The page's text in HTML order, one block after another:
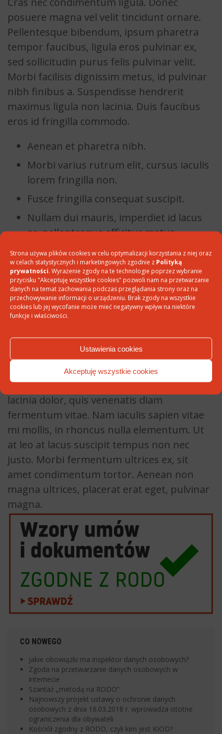
Strona używa plików cookies w celu optymalizacji korzystania z niej oraz
w celach statystycznych i marketingowych zgodnie z Polityką
prywatności. Wyrażenie zgody na te technologie poprzez wybranie
przycisku "Akceptuję wszystkie cookies" pozwoli nam na przetwarzanie
danych na temat zachowania podczas przeglądania strony oraz na
przechowywanie informacji o urządzeniu. Brak zgody na wszystkie
cookies lub jej wycofanie może mieć negatywny wpływ na niektóre
funkcje i właściwości.
Akceptuję wszystkie cookies
Ustawienia cookies
posuere magna vel velit tincidunt ornare.
Pellentesque bibendum, ipsum pharetra
tempor faucibus, ligula eros pulvinar ex,
sed sollicitudin purus felis pulvinar velit.
Morbi facilisis dignissim metus, id pulvinar
nibh finibus a. Suspendisse hendrerit
maximus ligula non lacinia. Duis faucibus
eros id fringilla commodo.
Aenean et pharetra nibh.
Morbi varius rutrum elit, cursus iaculis
lorem fringilla non.
Fusce fringilla consequat suscipit.
Nullam dui mauris, imperdiet id lacus
ac, pellentesque efficitur metus.
Nunc euismod odio blandit pharetra
consectetur.
Lorem ipsum dolor sit amet, consectetur
adipiscing elit.
Pellentesque non pulvinar arcu, eget
vulputate erat. Sed non eros a nunc iaculis
imperdiet a non tortor. Pellentesque
porttitor viverra ultricies. Praesent dictum
lacinia dolor, quis venenatis diam
fermentum vitae. Nam iaculis sapien vitae
mi mollis, in rhoncus nulla elementum. Ut
at leo at lacus suscipit tempus non nec
justo. Morbi fermentum ultrices ex, sit
amet condimentum tortor. Aenean non
magna ultrices, placerat erat eget, pulvinar
magna.
CO NOWEGO
Jakie obowiązki ma inspektor danych osobowych?
Zgoda na przetwarzanie danych osobowych w
internecie
Szantaż „metodą na RODO”
Najnowszy projekt ustawy o ochronie danych
osobowych z dnia 16.03.2018 r. wprowadza istotne
ograniczenia dla obywateli
Kościół zgodny z RODO, czyli kim jest KIOD?